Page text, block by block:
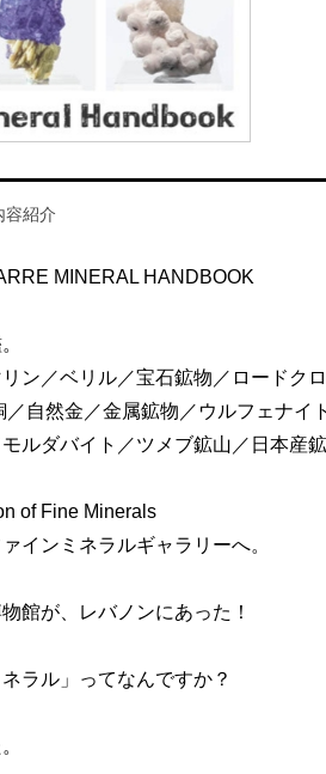
容紹介
MINERAL HANDBOOK
ン／ベリル／宝石鉱物／ロードク
／自然金／金属鉱物／ウルフェナイ
ルダバイト／ツメブ鉱山／日本産
of Fine Minerals
インミネラルギャラリーへ。
館が、レバノンにあった！
ラル」ってなんですか？